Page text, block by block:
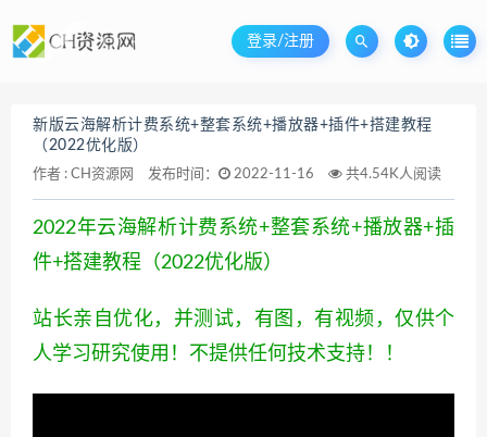
登录/注册
新版云海解析计费系统+整套系统+播放器+插件+搭建教程
（2022优化版）
作者 : CH资源网 发布时间： 2022-11-16 共4.54K人阅读
2022年云海解析计费系统+整套系统+播放器+插
件+搭建教程（2022优化版）
站长亲自优化，并测试，有图，有视频，仅供个
人学习研究使用！不提供任何技术支持！！